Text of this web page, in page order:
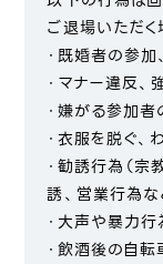
ご退場いただく
・既婚者の参
・マナー違反
・嫌がる参加
・衣服を脱ぐ
・勧誘行為（
誘、営業行為な
・大声や暴力
・飲酒後の自